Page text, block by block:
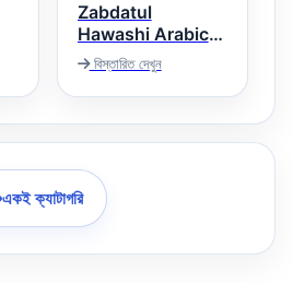
Zabdatul
Hawashi Arabic
Sharh Mutawwal
زبدۃ الحواشی عربی
شرح الطول
বিস্তারিত দেখুন
একই ক্যাটাগরি